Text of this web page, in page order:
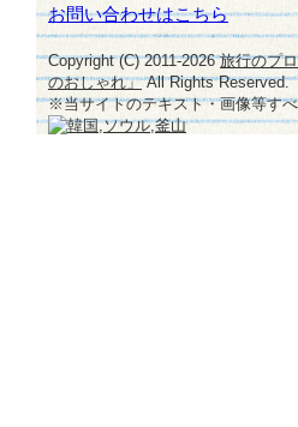
お問い合わせはこちら
Copyright (C) 2011-2026旅行のプ
のおしゃれ」All Rights Reserved.
※当サイトのテキスト・画像等す